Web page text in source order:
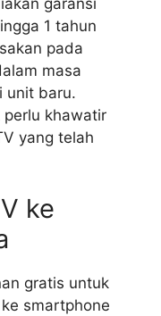
1 tahun
pada
masa
unit baru.
khawatir
yang telah
ke
gratis untuk
smartphone